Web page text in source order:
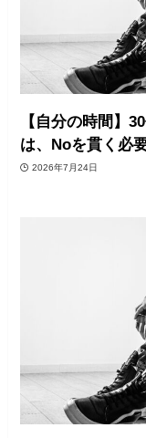
【自分の時間】
は、Noを貫く必
2026年7月24日